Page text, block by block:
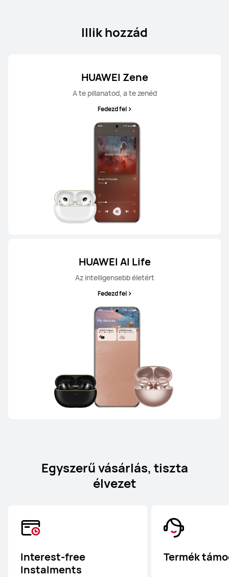
FreeArc széria
HUAWEI FreeArc
Ettől: 35 990.00 Ft
Fedezd fel
Illik hozzád
HUAWEI Zene
A te pillanatod, a te zenéd
Fedezd fel
HUAWEI AI Life
Az intelligensebb életért
Fedezd fel
Egyszerű vásárlás, tiszta
élvezet
Interest-free
Instalments
Termék